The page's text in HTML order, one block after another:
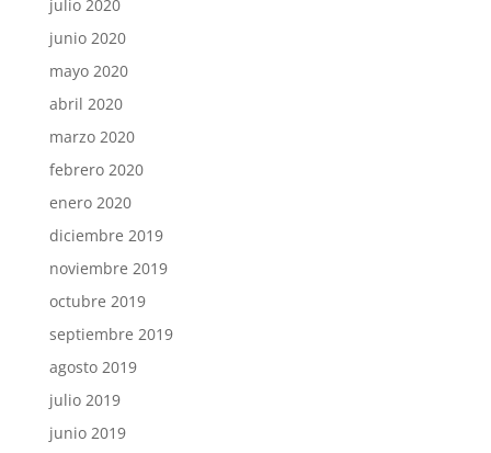
julio 2020
junio 2020
mayo 2020
abril 2020
marzo 2020
febrero 2020
enero 2020
diciembre 2019
noviembre 2019
octubre 2019
septiembre 2019
agosto 2019
julio 2019
junio 2019